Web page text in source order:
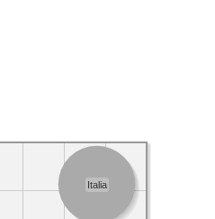
Italia